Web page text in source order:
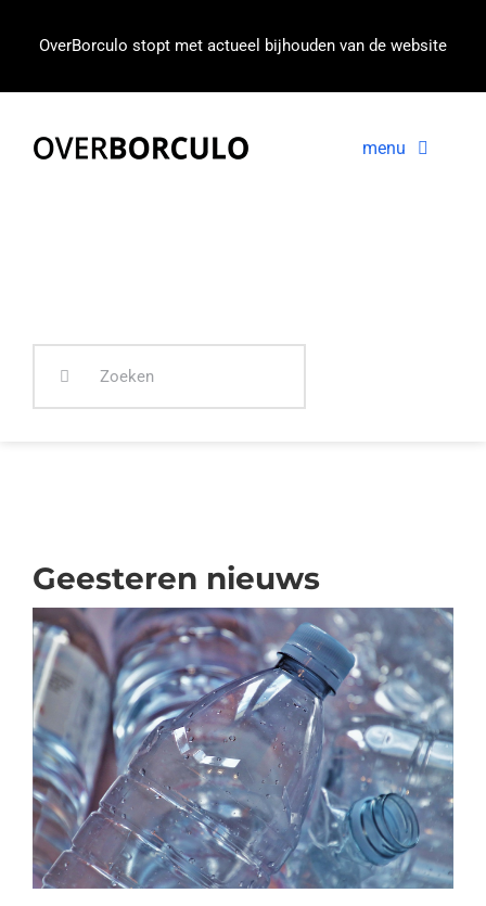
OverBorculo stopt met actueel bijhouden van de website
menu
Geesteren nieuws